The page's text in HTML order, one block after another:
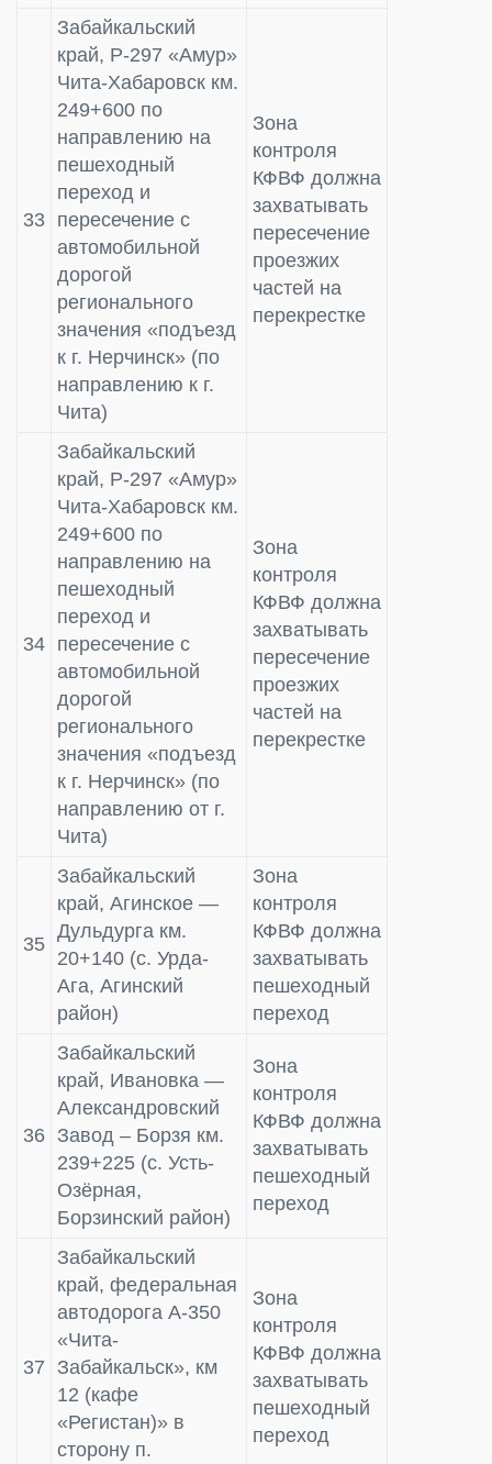
33
Забайкальский
край, Р-297 «Амур»
Чита-Хабаровск км.
249+600 по
направлению на
пешеходный
переход и
пересечение с
автомобильной
дорогой
регионального
значения «подъезд
к г. Нерчинск» (по
направлению к г.
Чита)
Зона
контроля
КФВФ должна
захватывать
пересечение
проезжих
частей на
перекрестке
34
Забайкальский
край, Р-297 «Амур»
Чита-Хабаровск км.
249+600 по
направлению на
пешеходный
переход и
пересечение с
автомобильной
дорогой
регионального
значения «подъезд
к г. Нерчинск» (по
направлению от г.
Чита)
Зона
контроля
КФВФ должна
захватывать
пересечение
проезжих
частей на
перекрестке
35
Забайкальский
край, Агинское —
Дульдурга км.
20+140 (с. Урда-
Ага, Агинский
район)
Зона
контроля
КФВФ должна
захватывать
пешеходный
переход
36
Забайкальский
край, Ивановка —
Александровский
Завод – Борзя км.
239+225 (с. Усть-
Озёрная,
Борзинский район)
Зона
контроля
КФВФ должна
захватывать
пешеходный
переход
37
Забайкальский
край, федеральная
автодорога А-350
«Чита-
Забайкальск», км
12 (кафе
«Регистан)» в
сторону п.
Зона
контроля
КФВФ должна
захватывать
пешеходный
переход